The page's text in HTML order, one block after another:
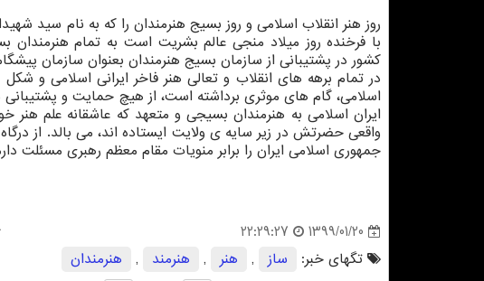
روز هنر انقلاب اسلامی و روز بسیج هنرمندان را كه به نام سید
با فرخنده روز میلاد منجی عالم بشریت است به تمام
كشور در پشتیبانی از سازمان بسیج هنرمندان بعنوان سازمان
در تمام برهه های انقلاب و تعالی هنر فاخر ایرانی اسلامی و
اسلامی، گام های موثری برداشته است، از هیچ حمایت و پشتیبانی
ایران اسلامی به هنرمندان بسیجی و متعهد كه عاشقانه علم
واقعی حضرتش در زیر سایه ی ولایت ایستاده اند، می بالد. از
جمهوری اسلامی ایران را برابر منویات مقام معظم رهبری مسئلت
1399/01/20
22:29:27
تگهای خبر:
ساز , هنر , هنرمند ,
هنرمندان